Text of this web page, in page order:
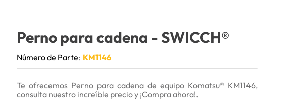
Perno para cadena - SWICCH®
Número de Parte: KM1146
Te ofrecemos Perno para cadena de equipo Komatsu® KM1146,
consulta nuestro increíble precio y ¡Compra ahora!.